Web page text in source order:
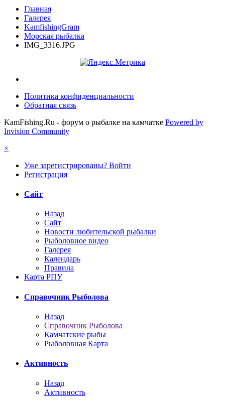
Главная
Галерея
KamfishingGram
Морская рыбалка
IMG_3316.JPG
Политика конфиденциальности
Обратная связь
KamFishing.Ru - форум о рыбалке на камчатке Powered by
Invision Community
×
Уже зарегистрированы? Войти
Регистрация
Сайт
Назад
Сайт
Новости любительской рыбалки
Рыболовное видео
Галерея
Календарь
Правила
Карта РПУ
Справочник Рыболова
Назад
Справочник Рыболова
Камчатские рыбы
Рыболовная Карта
Активность
Назад
Активность